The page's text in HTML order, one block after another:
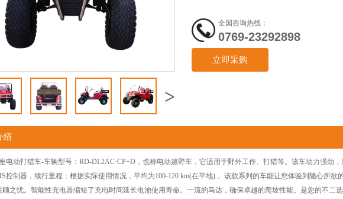
>
全国咨询热线：
0769-23292898
立即采购
绍
电动打猎车-车辆型号：RD-DL2AC·CP+D，也称电动越野车，它适用于野外工作、打猎等。该车动力强劲
控制器，续行里程：根据实际使用情况，平均为100-120 km(在平地) 。该款系列的车能让您体验到随心所欲
顾之忧。智能性充电器缩短了充电时间延长电池使用寿命。一流的马达，确保卓越的爬坡性能。是您的不二选